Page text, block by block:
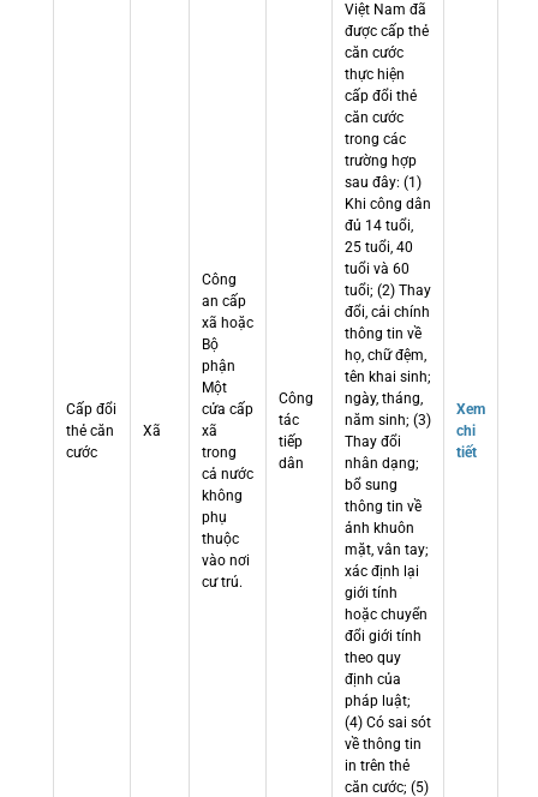
Cấp đổi
thẻ căn
cước
Xã
Công
an cấp
xã hoặc
Bộ
phận
Một
cửa cấp
xã
trong
cả nước
không
phụ
thuộc
vào nơi
cư trú.
Công
tác
tiếp
dân
Việt Nam đã
được cấp thẻ
căn cước
thực hiện
cấp đổi thẻ
căn cước
trong các
trường hợp
sau đây: (1)
Khi công dân
đủ 14 tuổi,
25 tuổi, 40
tuổi và 60
tuổi; (2) Thay
đổi, cải chính
thông tin về
họ, chữ đệm,
tên khai sinh;
ngày, tháng,
năm sinh; (3)
Thay đổi
nhân dạng;
bổ sung
thông tin về
ảnh khuôn
mặt, vân tay;
xác định lại
giới tính
hoặc chuyển
đổi giới tính
theo quy
định của
pháp luật;
(4) Có sai sót
về thông tin
in trên thẻ
căn cước; (5)
Xem
chi
tiết